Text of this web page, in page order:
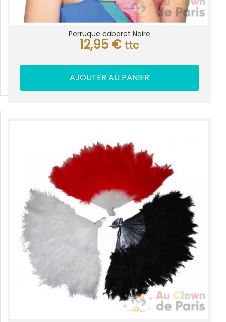
Perruque cabaret Noire
12,95 € ttc
AJOUTER AU PANIER